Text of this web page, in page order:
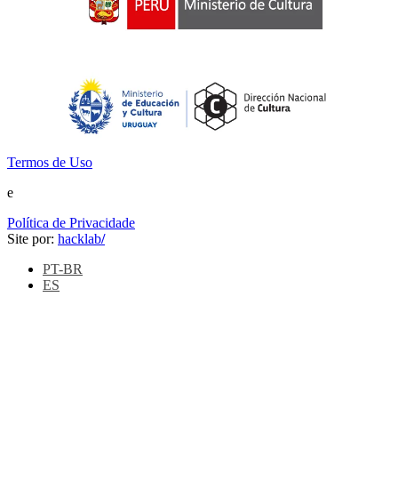
Termos de Uso
e
Política de Privacidade
Site por: hacklab/
PT-BR
ES